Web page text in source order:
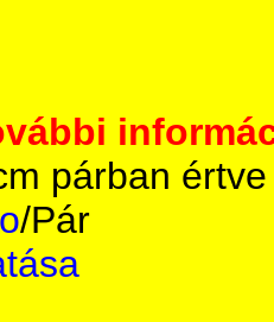
párban értve
/Pár